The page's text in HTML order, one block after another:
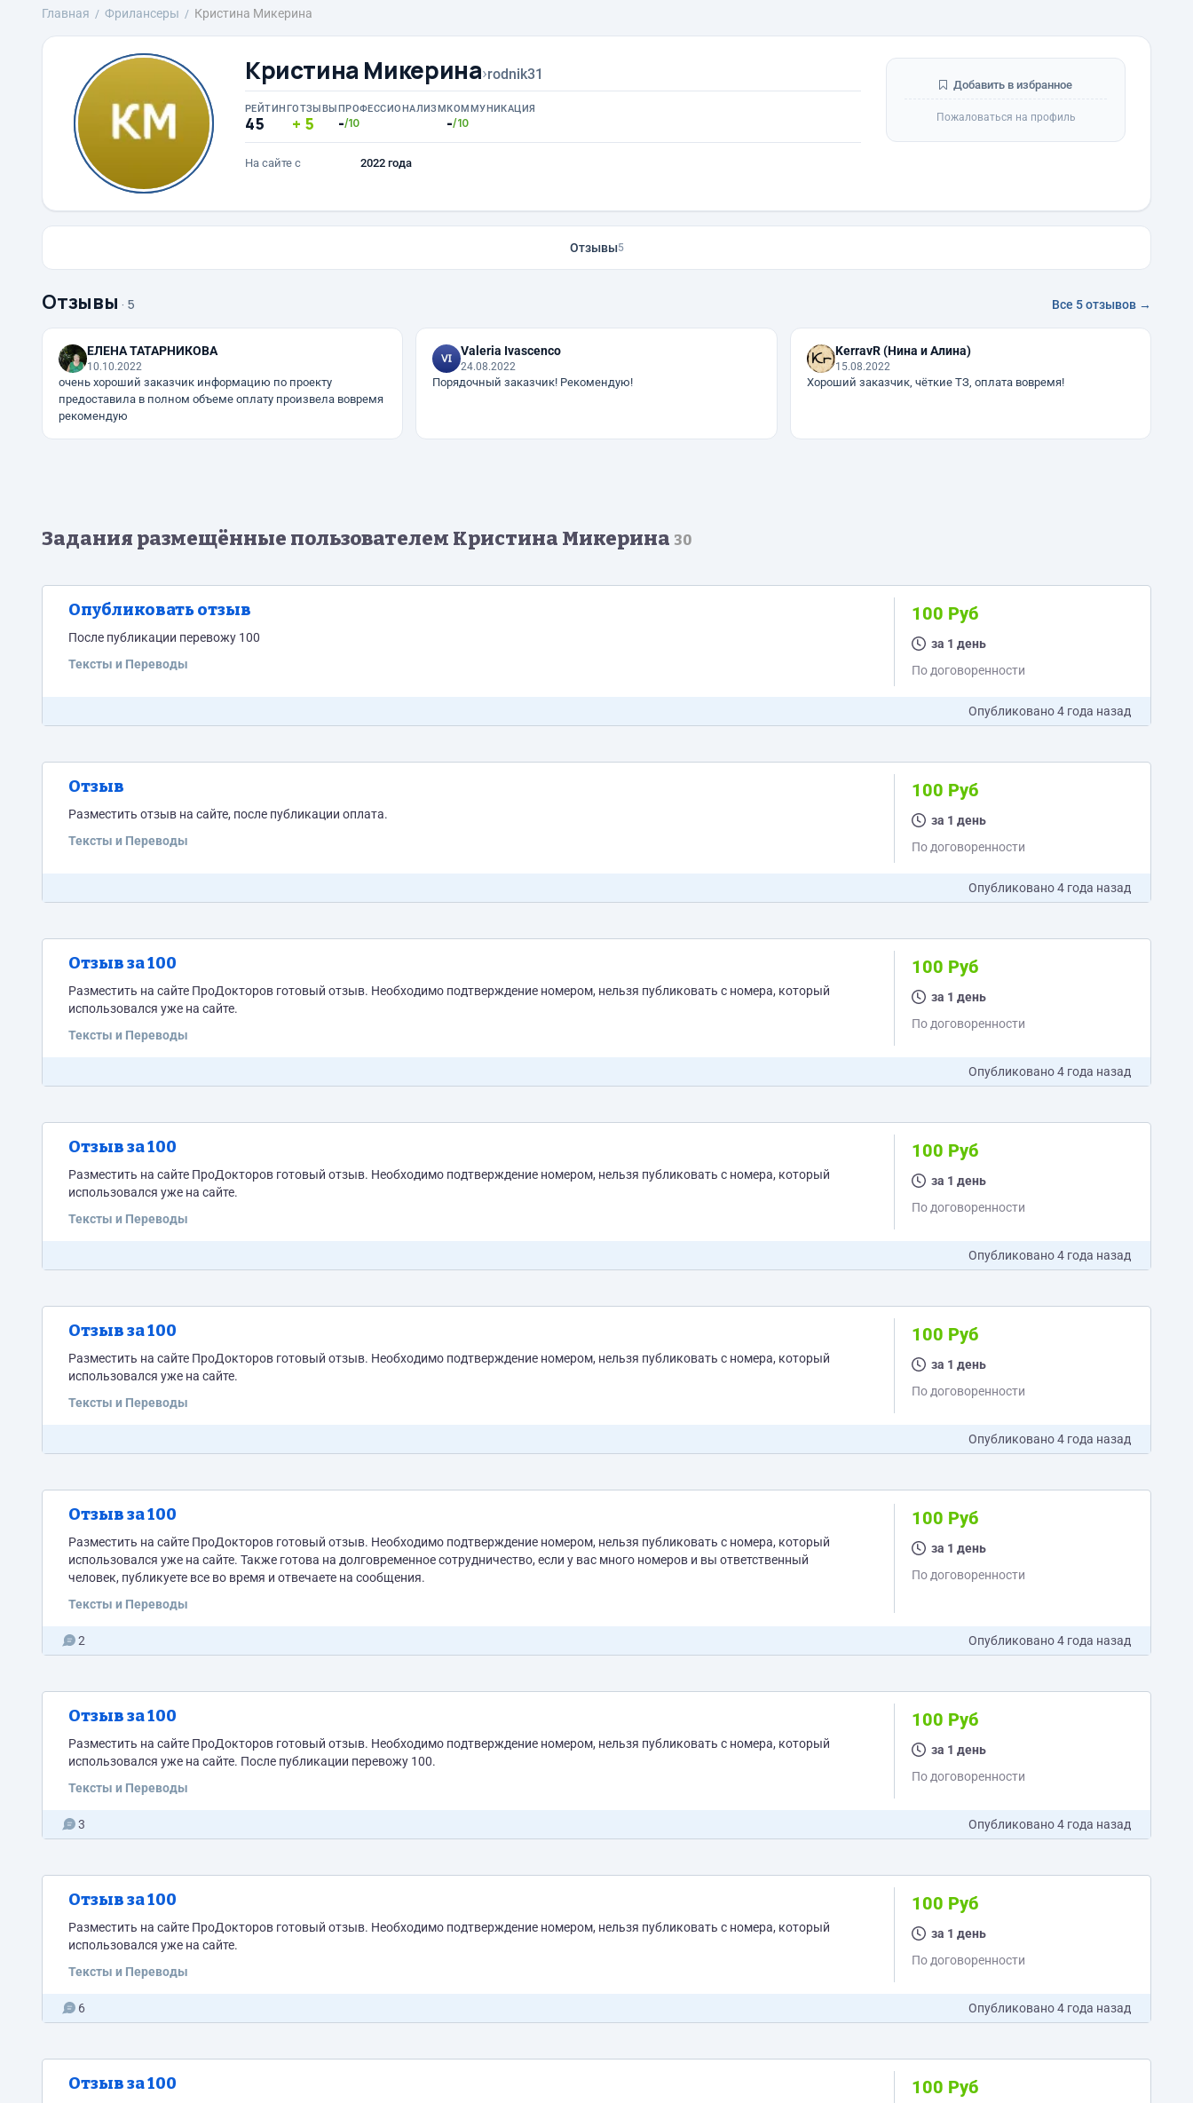
Главная Фрилансеры Кристина Микерина
Кристина Микерина›rodnik31
РЕЙТИНГ
45
ОТЗЫВЫ
5
ПРОФЕССИОНАЛИЗМ
-/10
КОММУНИКАЦИЯ
-/10
На сайте с 2022 года
Добавить в избранное
Пожаловаться на профиль
Отзывы5
Отзывы · 5 Все 5 отзывов →
ЕЛЕНА ТАТАРНИКОВА
10.10.2022
очень хороший заказчик информацию по проекту
предоставила в полном объеме оплату произвела вовремя
рекомендую
Valeria Ivascenco
24.08.2022
Порядочный заказчик! Рекомендую!
KerravR (Нина и Алина)
15.08.2022
Хороший заказчик, чёткие ТЗ, оплата вовремя!
Задания размещённые пользователем Кристина Микерина 30
Опубликовать отзыв
После публикации перевожу 100
Тексты и Переводы
100 Руб
за 1 день
По договоренности
Опубликовано4 года назад
Отзыв
Разместить отзыв на сайте, после публикации оплата.
Тексты и Переводы
100 Руб
за 1 день
По договоренности
Опубликовано4 года назад
Отзыв за 100
Разместить на сайте ПроДокторов готовый отзыв. Необходимо подтверждение номером, нельзя публиковать с номера, который
использовался уже на сайте.
Тексты и Переводы
100 Руб
за 1 день
По договоренности
Опубликовано4 года назад
Отзыв за 100
Разместить на сайте ПроДокторов готовый отзыв. Необходимо подтверждение номером, нельзя публиковать с номера, который
использовался уже на сайте.
Тексты и Переводы
100 Руб
за 1 день
По договоренности
Опубликовано4 года назад
Отзыв за 100
Разместить на сайте ПроДокторов готовый отзыв. Необходимо подтверждение номером, нельзя публиковать с номера, который
использовался уже на сайте.
Тексты и Переводы
100 Руб
за 1 день
По договоренности
Опубликовано4 года назад
Отзыв за 100
Разместить на сайте ПроДокторов готовый отзыв. Необходимо подтверждение номером, нельзя публиковать с номера, который
использовался уже на сайте. Также готова на долговременное сотрудничество, если у вас много номеров и вы ответственный
человек, публикуете все во время и отвечаете на сообщения.
Тексты и Переводы
100 Руб
за 1 день
По договоренности
2 Опубликовано4 года назад
Отзыв за 100
Разместить на сайте ПроДокторов готовый отзыв. Необходимо подтверждение номером, нельзя публиковать с номера, который
использовался уже на сайте. После публикации перевожу 100.
Тексты и Переводы
100 Руб
за 1 день
По договоренности
3 Опубликовано4 года назад
Отзыв за 100
Разместить на сайте ПроДокторов готовый отзыв. Необходимо подтверждение номером, нельзя публиковать с номера, который
использовался уже на сайте.
Тексты и Переводы
100 Руб
за 1 день
По договоренности
6 Опубликовано4 года назад
Отзыв за 100 100 Руб